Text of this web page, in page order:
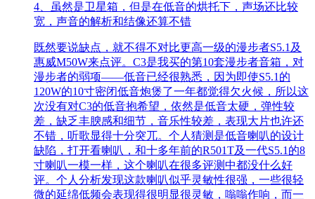
4、虽然是卫星箱，但是在低音的烘托下，声场还比较
宽，声音的解析和结像还算不错
既然要说缺点，就不得不对比更高一级的漫步者S5.1及
惠威M50W来点评。C3是我买的第10套漫步者音箱，对
漫步者的弱项——低音已经很熟悉，因为即使S5.1的
120W的10寸密闭低音炮煲了一年都觉得欠火候，所以这
次没有对C3的低音抱希望，依然是低音太硬，弹性较
差，缺乏丰腴感和细节，音乐性较差，表现大片也许还
不错，听歌显得十分突兀。个人猜测是低音喇叭的设计
缺陷，打开看喇叭，和十多年前的R501T及一代S5.1的8
寸喇叭一模一样，这个喇叭在很多评测中都没什么好
评。个人分析发现这款喇叭似乎灵敏性很强，一些很轻
微的延绵低频会表现得很明显很灵敏，嗡嗡作响，而一